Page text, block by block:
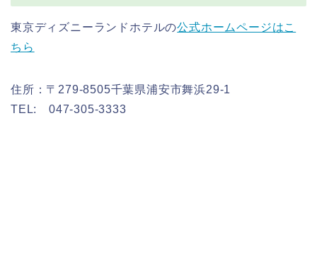
東京ディズニーランドホテルの公式ホームページはこ
ちら
住所：〒279-8505千葉県浦安市舞浜29-1
TEL: 047-305-3333